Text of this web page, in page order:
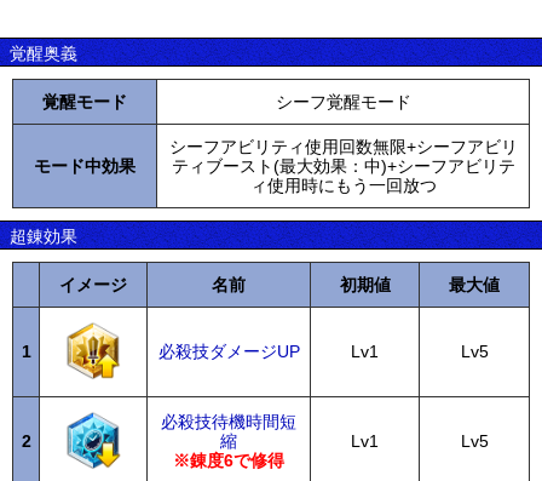
覚醒奥義
覚醒モード シーフ覚醒モード
モード中効果
シーフアビリティ使用回数無限+シーフアビリ
ティブースト(最大効果：中)+シーフアビリテ
ィ使用時にもう一回放つ
超錬効果
イメージ 名前 初期値 最大値
1 必殺技ダメージUP Lv1 Lv5
2
必殺技待機時間短
縮
※錬度6で修得
Lv1 Lv5